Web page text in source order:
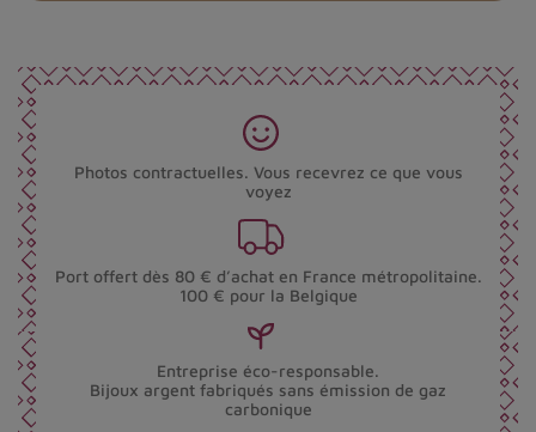
Photos contractuelles. Vous recevrez ce que vous
voyez
Port offert dès 80 € d’achat en France métropolitaine.
100 € pour la Belgique
Entreprise éco-responsable.
Bijoux argent fabriqués sans émission de gaz
carbonique